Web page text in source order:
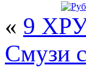
« 9
Смузи